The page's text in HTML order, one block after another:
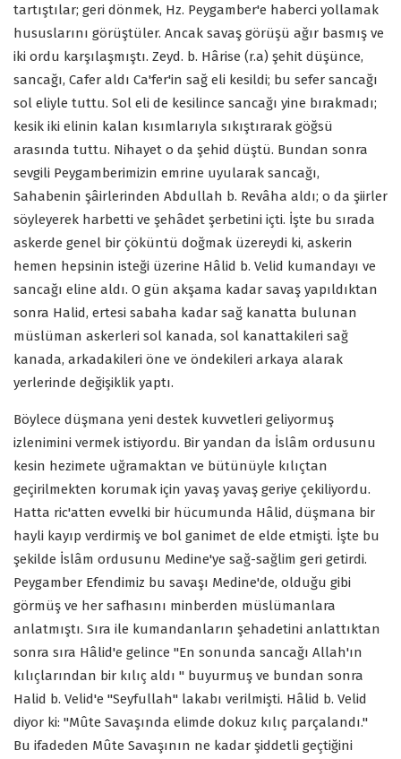
tartıştılar; geri dönmek, Hz. Peygamber'e haberci yollamak
hususlarını görüştüler. Ancak savaş görüşü ağır basmış ve
iki ordu karşılaşmıştı. Zeyd. b. Hârise (r.a) şehit düşünce,
sancağı, Cafer aldı Ca'fer'in sağ eli kesildi; bu sefer sancağı
sol eliyle tuttu. Sol eli de kesilince sancağı yine bırakmadı;
kesik iki elinin kalan kısımlarıyla sıkıştırarak göğsü
arasında tuttu. Nihayet o da şehid düştü. Bundan sonra
sevgili Peygamberimizin emrine uyularak sancağı,
Sahabenin şâirlerinden Abdullah b. Revâha aldı; o da şiirler
söyleyerek harbetti ve şehâdet şerbetini içti. İşte bu sırada
askerde genel bir çöküntü doğmak üzereydi ki, askerin
hemen hepsinin isteği üzerine Hâlid b. Velid kumandayı ve
sancağı eline aldı. O gün akşama kadar savaş yapıldıktan
sonra Halid, ertesi sabaha kadar sağ kanatta bulunan
müslüman askerleri sol kanada, sol kanattakileri sağ
kanada, arkadakileri öne ve öndekileri arkaya alarak
yerlerinde değişiklik yaptı.
Böylece düşmana yeni destek kuvvetleri geliyormuş
izlenimini vermek istiyordu. Bir yandan da İslâm ordusunu
kesin hezimete uğramaktan ve bütünüyle kılıçtan
geçirilmekten korumak için yavaş yavaş geriye çekiliyordu.
Hatta ric'atten evvelki bir hücumunda Hâlid, düşmana bir
hayli kayıp verdirmiş ve bol ganimet de elde etmişti. İşte bu
şekilde İslâm ordusunu Medine'ye sağ-sağlim geri getirdi.
Peygamber Efendimiz bu savaşı Medine'de, olduğu gibi
görmüş ve her safhasını minberden müslümanlara
anlatmıştı. Sıra ile kumandanların şehadetini anlattıktan
sonra sıra Hâlid'e gelince "En sonunda sancağı Allah'ın
kılıçlarından bir kılıç aldı " buyurmuş ve bundan sonra
Halid b. Velid'e "Seyfullah" lakabı verilmişti. Hâlid b. Velid
diyor ki: "Mûte Savaşında elimde dokuz kılıç parçalandı."
Bu ifadeden Mûte Savaşının ne kadar şiddetli geçtiğini